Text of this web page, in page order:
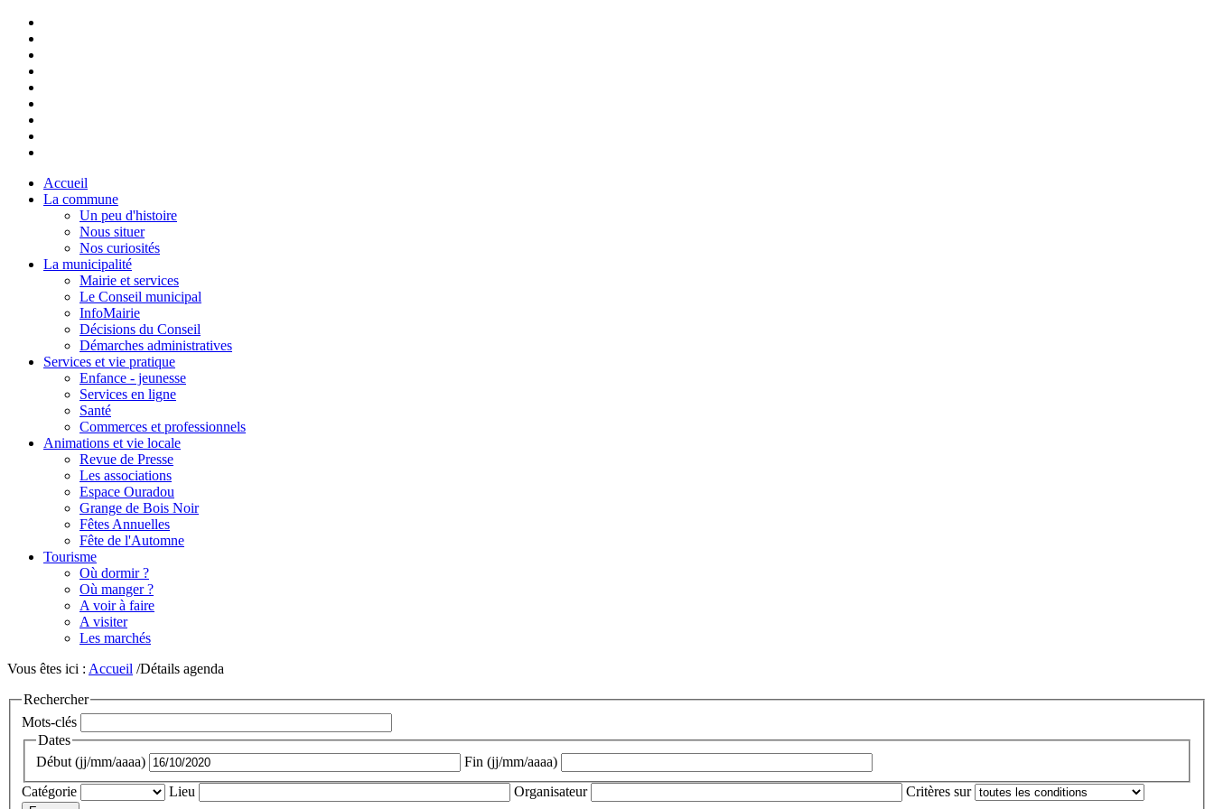
Accueil
La commune
Un peu d'histoire
Nous situer
Nos curiosités
La municipalité
Mairie et services
Le Conseil municipal
InfoMairie
Décisions du Conseil
Démarches administratives
Services et vie pratique
Enfance - jeunesse
Services en ligne
Santé
Commerces et professionnels
Animations et vie locale
Revue de Presse
Les associations
Espace Ouradou
Grange de Bois Noir
Fêtes Annuelles
Fête de l'Automne
Tourisme
Où dormir ?
Où manger ?
A voir à faire
A visiter
Les marchés
Vous êtes ici : Accueil /Détails agenda
Rechercher
Mots-clés
Dates
Début (jj/mm/aaaa)
Fin (jj/mm/aaaa)
Catégorie
Lieu Organisateur Critères sur